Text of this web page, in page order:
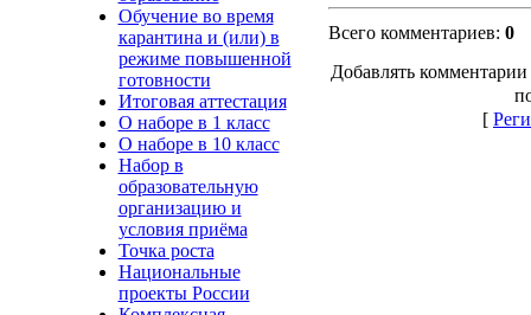
Обучение во время
карантина и (или) в
режиме повышенной
готовности
Итоговая аттестация
О наборе в 1 класс
О наборе в 10 класс
Набор в
образовательную
организацию и
условия приёма
Точка роста
Национальные
проекты России
Всего комментариев: 0
Добавлять
[